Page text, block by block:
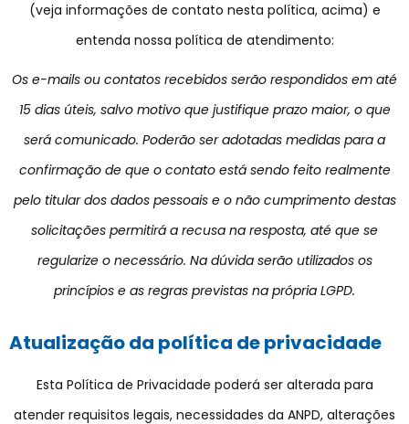
(veja informações de contato nesta política, acima) e
entenda nossa política de atendimento:
Os e-mails ou contatos recebidos serão respondidos em até
15 dias úteis, salvo motivo que justifique prazo maior, o que
será comunicado. Poderão ser adotadas medidas para a
confirmação de que o contato está sendo feito realmente
pelo titular dos dados pessoais e o não cumprimento destas
solicitações permitirá a recusa na resposta, até que se
regularize o necessário. Na dúvida serão utilizados os
princípios e as regras previstas na própria LGPD.
Atualização da política de privacidade
Esta Política de Privacidade poderá ser alterada para
atender requisitos legais, necessidades da ANPD, alterações